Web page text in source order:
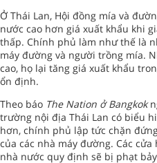
Ở Thái Lan, Hội đồng mía và
nước cao hơn giá xuất khẩu khi
thấp. Chính phủ làm như thế là
máy đường và người trồng mía.
cao, họ lại tăng giá xuất khẩu
ổn định.
Theo báo The Nation ở Bangkok
trường nội địa Thái Lan có biểu
hơn, chính phủ lập tức chặn
của các nhà máy đường. Các
nhà nước quy định sẽ bị phạt